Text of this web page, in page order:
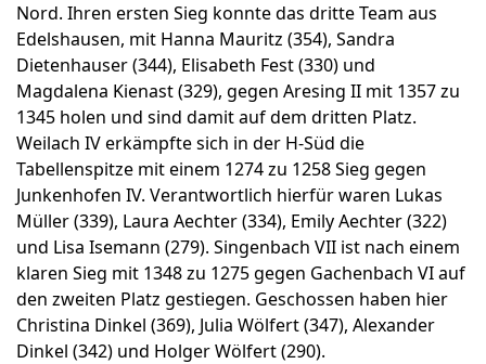
Nord. Ihren ersten Sieg konnte das dritte Team aus
Edelshausen, mit Hanna Mauritz (354), Sandra
Dietenhauser (344), Elisabeth Fest (330) und
Magdalena Kienast (329), gegen Aresing II mit 1357 zu
1345 holen und sind damit auf dem dritten Platz.
Weilach IV erkämpfte sich in der H-Süd die
Tabellenspitze mit einem 1274 zu 1258 Sieg gegen
Junkenhofen IV. Verantwortlich hierfür waren Lukas
Müller (339), Laura Aechter (334), Emily Aechter (322)
und Lisa Isemann (279). Singenbach VII ist nach einem
klaren Sieg mit 1348 zu 1275 gegen Gachenbach VI auf
den zweiten Platz gestiegen. Geschossen haben hier
Christina Dinkel (369), Julia Wölfert (347), Alexander
Dinkel (342) und Holger Wölfert (290).